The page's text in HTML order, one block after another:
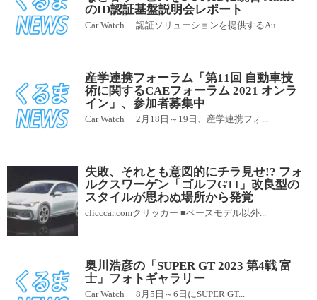
のID認証基盤説明会レポート
Car Watch 認証ソリューションを提供するAu...
産学連携フォーラム「第11回 自動車技
術に関するCAEフォーラム 2021 オンラ
イン」、参加者募集中
Car Watch 2月18日～19日、産学連携フォ...
失敗、それとも意図的にチラ見せ!? フォ
ルクスワーゲン「ゴルフGTI」改良型の
スタイルが思わぬ場所から発覚
clicccar.comクリッカー ■ベースモデル以外...
奥川浩彦の「SUPER GT 2023 第4戦 富
士」フォトギャラリー
Car Watch 8月5日～6日にSUPER GT...